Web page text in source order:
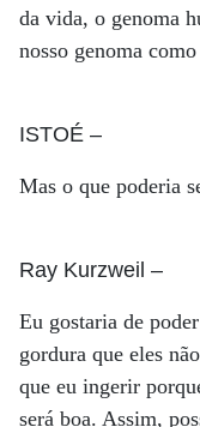
da vida, o genoma
nosso genoma
ISTOÉ –
Mas o que poderia
Ray Kurzweil –
Eu gostaria de
gordura que eles
que eu ingerir
será boa. Assim,